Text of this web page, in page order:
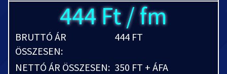
444 Ft / fm
BRUTTÓ ÁR
ÖSSZESEN:
444 FT
NETTÓ ÁR ÖSSZESEN: 350 FT + ÁFA